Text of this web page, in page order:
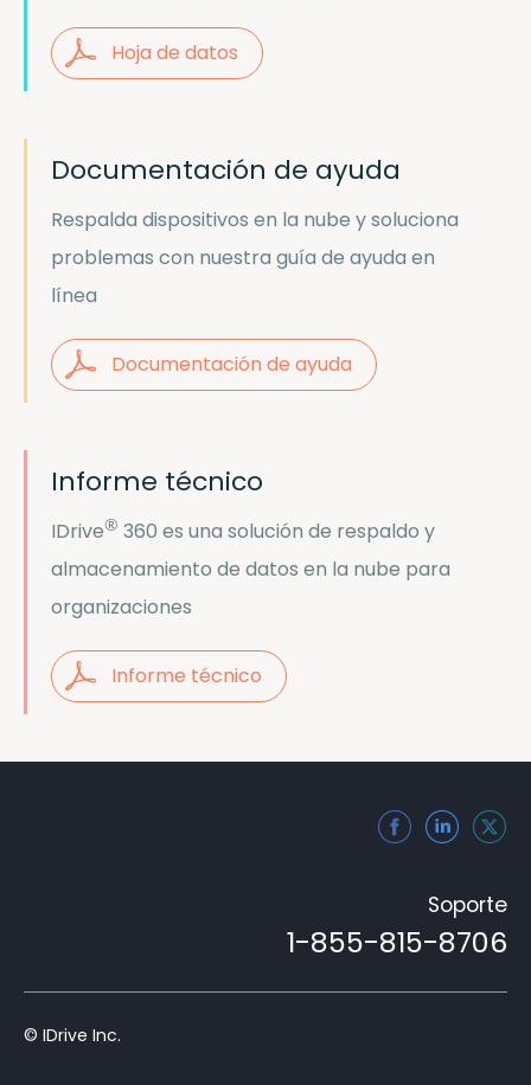
Hoja de datos
Documentación de ayuda
Respalda dispositivos en la nube y soluciona
problemas con nuestra guía de ayuda en
línea
Documentación de ayuda
Informe técnico
IDrive® 360 es una solución de respaldo y
almacenamiento de datos en la nube para
organizaciones
Informe técnico
Soporte
1-855-815-8706
© IDrive Inc.